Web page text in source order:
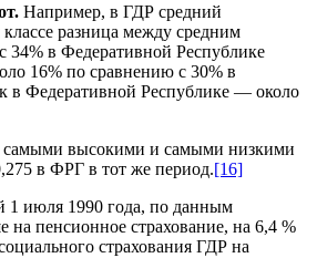
Например, в ГДР средний
разница между средним
34% в Федеративной Республике
16% по сравнению с 30% в
в Федеративной Республике — около
самыми высокими и самыми низкими
в ФРГ в тот же период.[16]
1 июля 1990 года, по данным
пенсионное страхование, на 6,4 %
страхования ГДР на